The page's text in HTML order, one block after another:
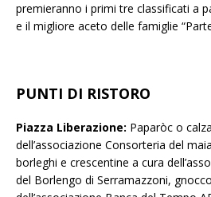
premieranno i primi tre classificati a
e il migliore aceto delle famiglie
PUNTI DI RISTORO
Piazza Liberazione: Paparòc o
dell’associazione Consorteria del
borleghi e crescentine a cura
del Borlengo di Serramazzoni,